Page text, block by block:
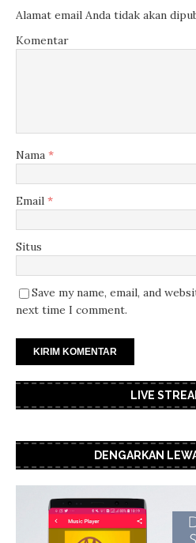
Alamat email Anda tidak akan
Komentar
Nama *
Email *
Situs
Save my name, email, and
next time I comment.
LIVE
DENGARKAN